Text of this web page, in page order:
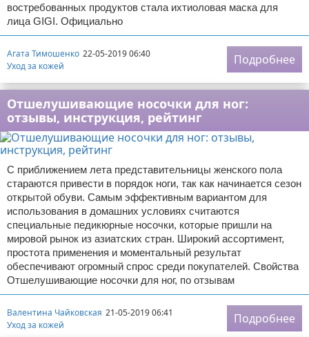
востребованных продуктов стала ихтиоловая маска для
лица GIGI. Официально
Агата Тимошенко 22-05-2019 06:40
Уход за кожей
Подробнее
Отшелушивающие носочки для ног:
отзывы, инструкция, рейтинг
С приближением лета представительницы женского пола
стараются привести в порядок ноги, так как начинается сезон
открытой обуви. Самым эффективным вариантом для
использования в домашних условиях считаются
специальные педикюрные носочки, которые пришли на
мировой рынок из азиатских стран. Широкий ассортимент,
простота применения и моментальный результат
обеспечивают огромный спрос среди покупателей. Свойства
Отшелушивающие носочки для ног, по отзывам
Валентина Чайковская 21-05-2019 06:41
Уход за кожей
Подробнее